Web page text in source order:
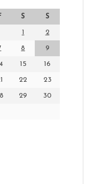
S S
1 2
8 9
15 16
22 23
29 30